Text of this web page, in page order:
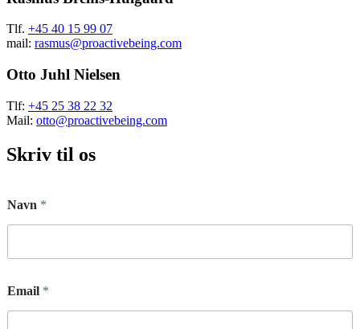
Tlf. +45 40 15 99 07
mail: rasmus@proactivebeing.com
Otto Juhl Nielsen
Tlf: +45 25 38 22 32
Mail: otto@proactivebeing.com
Skriv til os
Navn *
Email *